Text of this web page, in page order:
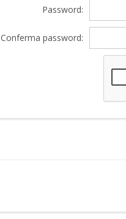
Password:
Conferma password: